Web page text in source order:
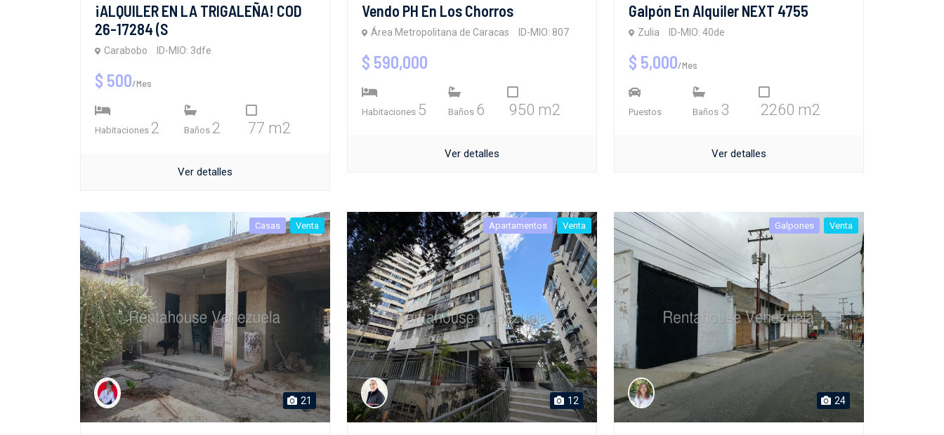
¡ALQUILER EN LA TRIGALEÑA! COD
26-17284 (S
Carabobo ID-MIO: 3dfe
$ 500/Mes
Habitaciones 2 Baños 2 77 m2
Ver detalles
Vendo PH En Los Chorros
Área Metropolitana de Caracas ID-MIO: 807
$ 590,000
Habitaciones 5 Baños 6 950 m2
Ver detalles
Galpón En Alquiler NEXT 4755
Zulia ID-MIO: 40de
$ 5,000/Mes
Puestos Baños 3 2260 m2
Ver detalles
Casas Venta
21
Apartamentos Venta
12
Galpones Venta
24